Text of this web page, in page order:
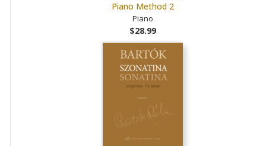
Piano Method 2
Piano
$28.99